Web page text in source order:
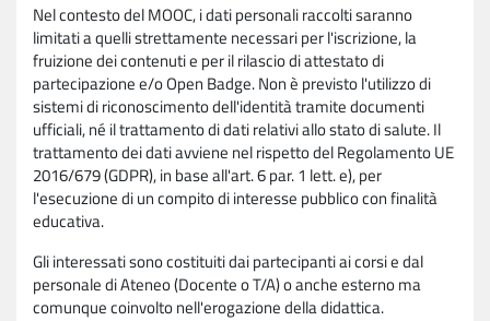
Nel contesto del MOOC, i dati personali raccolti saranno
limitati a quelli strettamente necessari per l'iscrizione, la
fruizione dei contenuti e per il rilascio di attestato di
partecipazione e/o Open Badge. Non è previsto l'utilizzo di
sistemi di riconoscimento dell'identità tramite documenti
ufficiali, né il trattamento di dati relativi allo stato di salute. Il
trattamento dei dati avviene nel rispetto del Regolamento UE
2016/679 (GDPR), in base all'art. 6 par. 1 lett. e), per
l'esecuzione di un compito di interesse pubblico con finalità
educativa.
Gli interessati sono costituiti dai partecipanti ai corsi e dal
personale di Ateneo (Docente o T/A) o anche esterno ma
comunque coinvolto nell'erogazione della didattica.